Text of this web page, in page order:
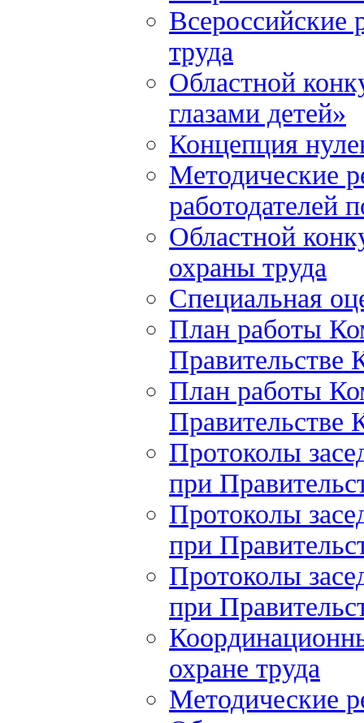
Всероссийские
труда
Областной
глазами детей»
Концепция
Методические
работодателей
Областной
охраны труда
Специальная
План работы
Правительстве
План работы
Правительстве
Протоколы
при
Протоколы
при
Протоколы
при
охране труда
Методические